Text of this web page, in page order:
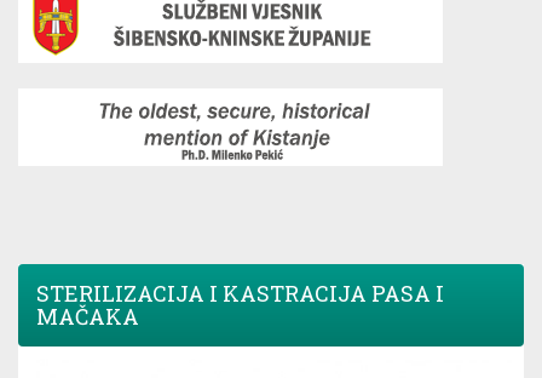
STERILIZACIJA I KASTRACIJA PASA I
MAČAKA